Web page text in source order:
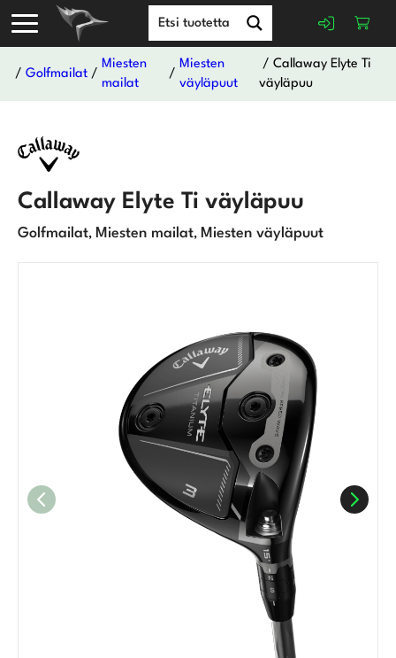
/Golfmailat /
Miesten
mailat
/
Miesten
väyläpuut
/ Callaway Elyte Ti
väyläpuu
Callaway Elyte Ti väyläpuu
Golfmailat, Miesten mailat, Miesten väyläpuut